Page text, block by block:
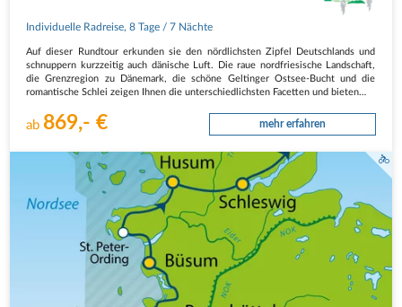
Individuelle Radreise,8 Tage / 7 Nächte
Auf dieser Rundtour erkunden sie den nördlichsten Zipfel Deutschlands und
schnuppern kurzzeitig auch dänische Luft. Die raue nordfriesische Landschaft,
die Grenzregion zu Dänemark, die schöne Geltinger Ostsee-Bucht und die
romantische Schlei zeigen Ihnen die unterschiedlichsten Facetten und bieten…
ab 869,- € mehr erfahren